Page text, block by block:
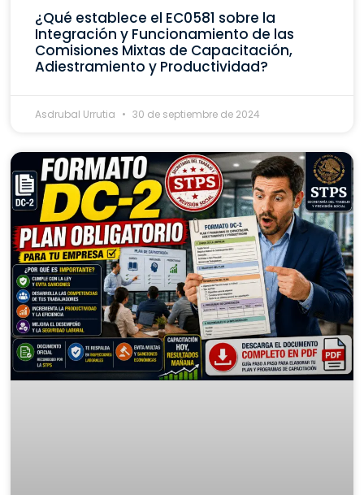
¿Qué establece el EC0581 sobre la
Integración y Funcionamiento de las
Comisiones Mixtas de Capacitación,
Adiestramiento y Productividad?
Asdrubal Urrutia 30 de septiembre de 2024